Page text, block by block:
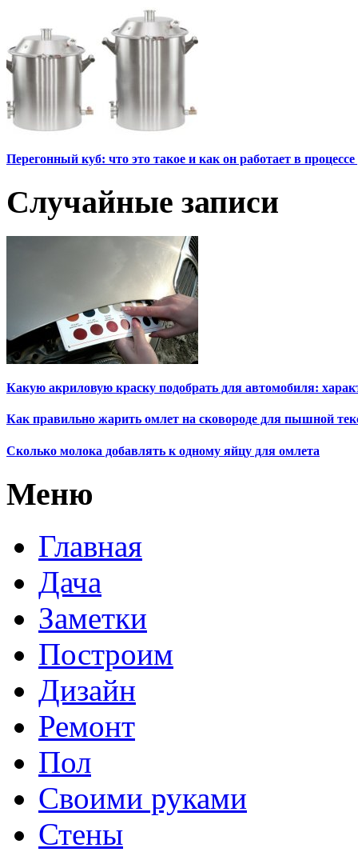
Перегонный куб: что это такое и как он работает в
Случайные записи
Какую акриловую краску подобрать для автомобиля:
Как правильно жарить омлет на сковороде для пышной
Сколько молока добавлять к одному яйцу для омлета
Меню
Главная
Дача
Заметки
Построим
Дизайн
Ремонт
Пол
Своими руками
Стены